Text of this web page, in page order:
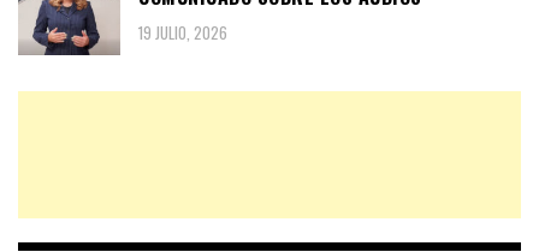
19 JULIO, 2026